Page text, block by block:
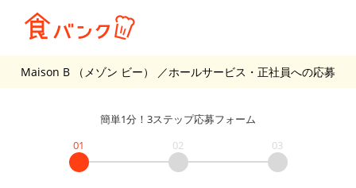
Maison B （メゾン ビー） ／ホールサービス・正社員への応募
簡単1分！3ステップ応募フォーム
01
02 03